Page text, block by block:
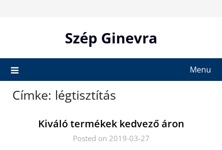
Szép Ginevra
Menu
Címke: légtisztítás
Kiváló termékek kedvező áron
Posted on 2019-03-27